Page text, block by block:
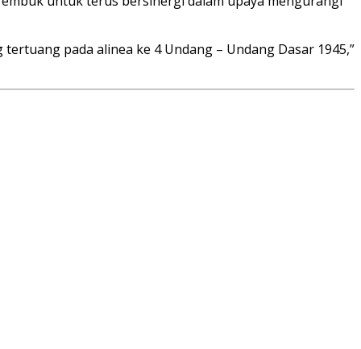
pada alinea ke 4 Undang – Undang Dasar 1945,”